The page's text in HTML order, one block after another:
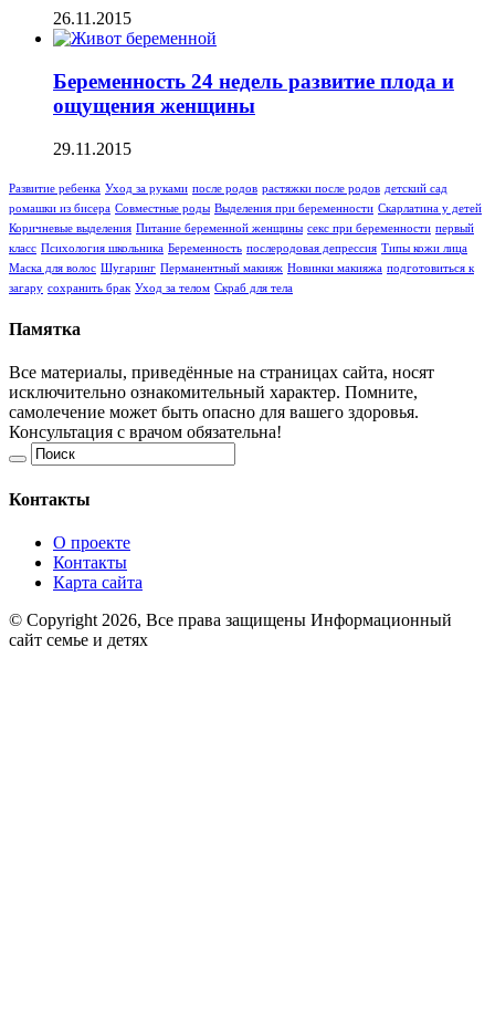
26.11.2015
Беременность 24 недель развитие плода и
ощущения женщины
29.11.2015
Развитие ребенка Уход за руками после родов растяжки после родов детский сад
ромашки из бисера Совместные роды Выделения при беременности Скарлатина у детей
Коричневые выделения Питание беременной женщины секс при беременности первый
класс Психология школьника Беременность послеродовая депрессия Типы кожи лица
Маска для волос Шугаринг Перманентный макияж Новинки макияжа подготовиться к
загару сохранить брак Уход за телом Скраб для тела
Памятка
Все материалы, приведённые на страницах сайта, носят
исключительно ознакомительный характер. Помните,
самолечение может быть опасно для вашего здоровья.
Консультация с врачом обязательна!
Контакты
О проекте
Контакты
Карта сайта
© Copyright 2026, Все права защищены Информационный
сайт семье и детях